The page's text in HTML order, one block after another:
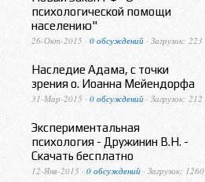
психологической помощи
населению"
26-Окт-2015 · 0 обсуждений · Загрузок: 223
Наследие Адама, с точки
зрения о. Иоанна Мейендорфа
31-Мар-2015 · 0 обсуждений · Загрузок: 212
Экспериментальная
психология - Дружинин В.Н. -
Скачать бесплатно
12-Янв-2015 · 0 обсуждений · Загрузок: 1260